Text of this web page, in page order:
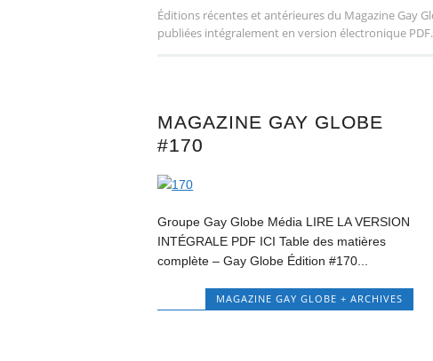
Éditions récentes et antérieures du Magazine Gay
publiées intégralement en version électronique PDF.
MAGAZINE GAY GLOBE
#170
Groupe Gay Globe Média LIRE LA VERSION
INTÉGRALE PDF ICI Table des matières
complète – Gay Globe Édition #170...
MAGAZINE GAY GLOBE + ARCHIVES